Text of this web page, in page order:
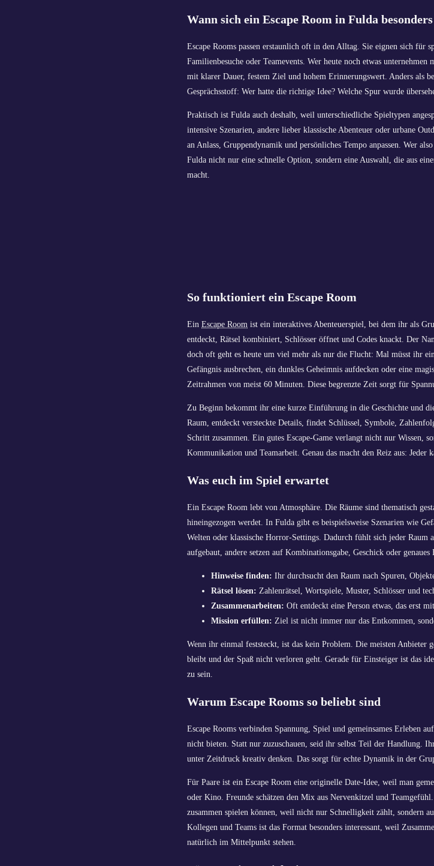
Wann sich ein Escape Room in Fulda
Escape Rooms passen erstaunlich oft in den Alltag. Sie eignen sich für
Familienbesuche oder Teamevents. Wer heute noch etwas
mit klarer Dauer, festem Ziel und hohem Erinnerungswert. Anders als
Gesprächsstoff: Wer hatte die richtige Idee? Welche Spur wurde
Praktisch ist Fulda auch deshalb, weil unterschiedliche Spieltypen
intensive Szenarien, andere lieber klassische Abenteuer oder urbane
an Anlass, Gruppendynamik und persönliches Tempo anpassen. Wer
Fulda nicht nur eine schnelle Option, sondern eine Auswahl, die aus
macht.
So funktioniert ein Escape Room
Ein Escape Room ist ein interaktives Abenteuerspiel, bei dem ihr als
entdeckt, Rätsel kombiniert, Schlösser öffnet und Codes knackt. Der
doch oft geht es heute um viel mehr als nur die Flucht: Mal müsst ihr
Gefängnis ausbrechen, ein dunkles Geheimnis aufdecken oder eine
Zeitrahmen von meist 60 Minuten. Diese begrenzte Zeit sorgt für
Zu Beginn bekommt ihr eine kurze Einführung in die Geschichte und
Raum, entdeckt versteckte Details, findet Schlüssel, Symbole,
Schritt zusammen. Ein gutes Escape-Game verlangt nicht nur Wissen,
Kommunikation und Teamarbeit. Genau das macht den Reiz aus: Jeder
Was euch im Spiel erwartet
Ein Escape Room lebt von Atmosphäre. Die Räume sind thematisch
hineingezogen werdet. In Fulda gibt es beispielsweise Szenarien wie
Welten oder klassische Horror-Settings. Dadurch fühlt sich jeder Raum
aufgebaut, andere setzen auf Kombinationsgabe, Geschick oder genaues
Hinweise finden: Ihr durchsucht den Raum nach Spuren,
Rätsel lösen: Zahlenrätsel, Wortspiele, Muster, Schlösser und
Zusammenarbeiten: Oft entdeckt eine Person etwas, das erst
Mission erfüllen: Ziel ist nicht immer nur das Entkommen,
Wenn ihr einmal feststeckt, ist das kein Problem. Die meisten Anbieter
bleibt und der Spaß nicht verloren geht. Gerade für Einsteiger ist das
zu sein.
Warum Escape Rooms so beliebt sind
Escape Rooms verbinden Spannung, Spiel und gemeinsames Erleben
nicht bieten. Statt nur zuzuschauen, seid ihr selbst Teil der Handlung.
unter Zeitdruck kreativ denken. Das sorgt für echte Dynamik in der
Für Paare ist ein Escape Room eine originelle Date-Idee, weil man
oder Kino. Freunde schätzen den Mix aus Nervenkitzel und
zusammen spielen können, weil nicht nur Schnelligkeit zählt, sondern
Kollegen und Teams ist das Format besonders interessant, weil
natürlich im Mittelpunkt stehen.